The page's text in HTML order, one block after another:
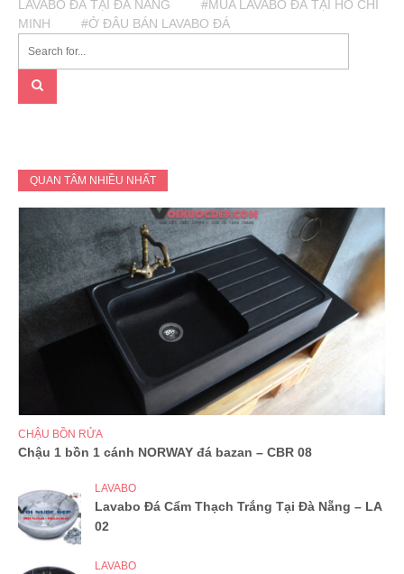
LAVABO ĐÁ TẠI ĐÀ NẴNG
#MUA LAVABO ĐÁ TẠI HỒ CHÍ
MINH
#Ở ĐÂU BÁN LAVABO ĐÁ
QUAN TÂM NHIỀU NHẤT
CHẬU BỒN RỬA
Chậu 1 bồn 1 cánh NORWAY đá bazan – CBR 08
LAVABO
Lavabo Đá Cẩm Thạch Trắng Tại Đà Nẵng – LA
02
LAVABO